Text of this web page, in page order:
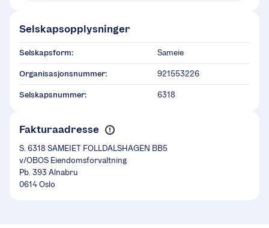
Selskapsopplysninger
Selskapsform: Sameie
Organisasjonsnummer: 921553226
Selskapsnummer: 6318
Fakturaadresse
S. 6318 SAMEIET FOLLDALSHAGEN BB5
v/OBOS Eiendomsforvaltning
Pb. 393 Alnabru
0614 Oslo